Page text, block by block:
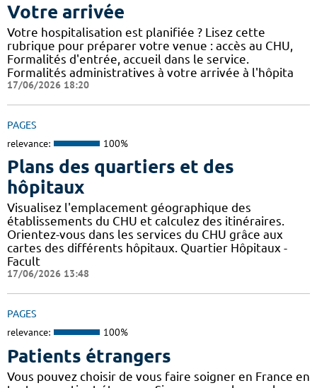
Votre arrivée
Votre hospitalisation est planifiée ? Lisez cette
rubrique pour préparer votre venue : accès au CHU,
Formalités d'entrée, accueil dans le service.
Formalités administratives à votre arrivée à l'hôpita
17/06/2026 18:20
PAGES
relevance: 100%
Plans des quartiers et des
hôpitaux
Visualisez l'emplacement géographique des
établissements du CHU et calculez des itinéraires.
Orientez-vous dans les services du CHU grâce aux
cartes des différents hôpitaux. Quartier Hôpitaux -
Facult
17/06/2026 13:48
PAGES
relevance: 100%
Patients étrangers
Vous pouvez choisir de vous faire soigner en France en